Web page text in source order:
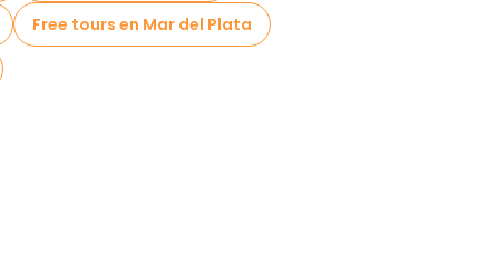
Free tours en Mar del Plata